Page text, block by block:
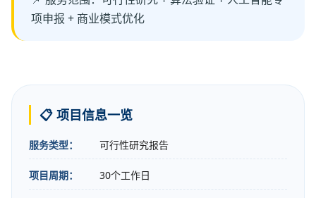
项申报 + 商业模式优化
📋 项目信息一览
服务类型： 可行性研究报告
项目周期： 30个工作日